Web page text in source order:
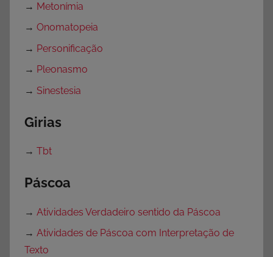
→ Metonímia
→ Onomatopeia
→ Personificação
→ Pleonasmo
→ Sinestesia
Girias
→ Tbt
Páscoa
→ Atividades Verdadeiro sentido da Páscoa
→ Atividades de Páscoa com Interpretação de
Texto